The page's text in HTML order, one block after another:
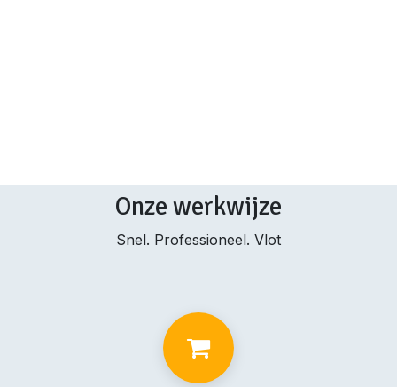
Onze werkwijze
Snel. Professioneel. Vlot